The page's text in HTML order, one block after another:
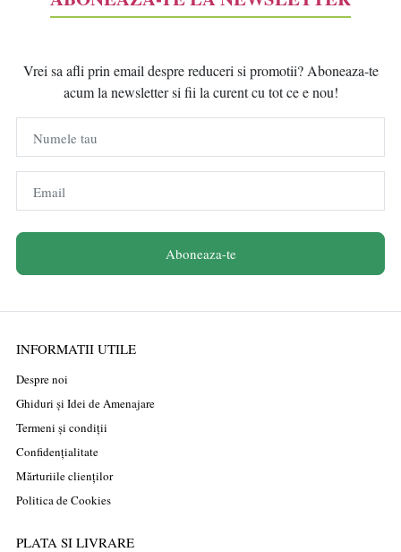
Vrei sa afli prin email despre reduceri si promotii? Aboneaza-te
acum la newsletter si fii la curent cu tot ce e nou!
Numele tau
Email
Aboneaza-te
INFORMATII UTILE
Despre noi
Ghiduri și Idei de Amenajare
Termeni și condiții
Confidențialitate
Mărturiile clienților
Politica de Cookies
PLATA SI LIVRARE